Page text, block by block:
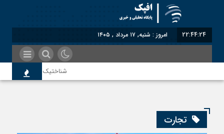
22:44:25 امروز : شنبه, ۱۷ مرداد , ۱۴۰۵
تجارت